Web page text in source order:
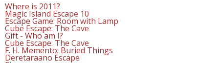
Where is 2011?
Magic Island Escape 10
Escape Game: Room with Lamp
Cube Escape: The Cave
Gift - Who am I?
Cube Escape: The Cave
F. H. Memento: Buried Things
Deretaraano Escape